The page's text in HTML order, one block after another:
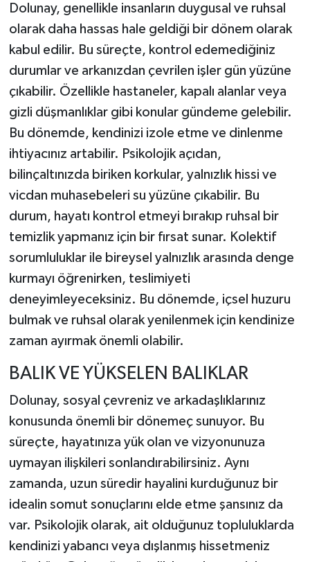
Dolunay, genellikle insanların duygusal ve ruhsal
olarak daha hassas hale geldiği bir dönem olarak
kabul edilir. Bu süreçte, kontrol edemediğiniz
durumlar ve arkanızdan çevrilen işler gün yüzüne
çıkabilir. Özellikle hastaneler, kapalı alanlar veya
gizli düşmanlıklar gibi konular gündeme gelebilir.
Bu dönemde, kendinizi izole etme ve dinlenme
ihtiyacınız artabilir. Psikolojik açıdan,
bilinçaltınızda biriken korkular, yalnızlık hissi ve
vicdan muhasebeleri su yüzüne çıkabilir. Bu
durum, hayatı kontrol etmeyi bırakıp ruhsal bir
temizlik yapmanız için bir fırsat sunar. Kolektif
sorumluluklar ile bireysel yalnızlık arasında denge
kurmayı öğrenirken, teslimiyeti
deneyimleyeceksiniz. Bu dönemde, içsel huzuru
bulmak ve ruhsal olarak yenilenmek için kendinize
zaman ayırmak önemli olabilir.
BALIK VE YÜKSELEN BALIKLAR
Dolunay, sosyal çevreniz ve arkadaşlıklarınız
konusunda önemli bir dönemeç sunuyor. Bu
süreçte, hayatınıza yük olan ve vizyonunuza
uymayan ilişkileri sonlandırabilirsiniz. Aynı
zamanda, uzun süredir hayalini kurduğunuz bir
idealin somut sonuçlarını elde etme şansınız da
var. Psikolojik olarak, ait olduğunuz topluluklarda
kendinizi yabancı veya dışlanmış hissetmeniz